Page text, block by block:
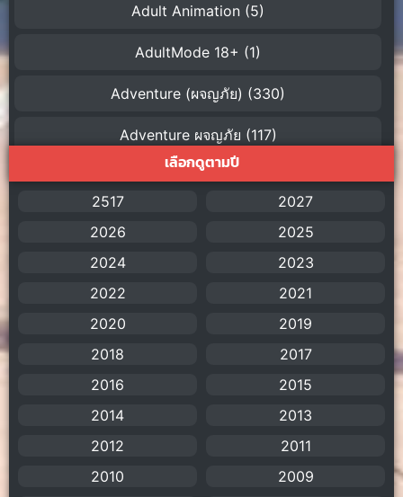
Adult Animation (5)
AdultMode 18+ (1)
Adventure (ผจญภัย) (330)
Adventure ผจญภัย (117)
(1)
Animation การ์ตูน
เลือกดูตามปี
2517
2027
2026
2025
2024
2023
2022
2021
2020
2019
2018
2017
2016
2015
2014
2013
2012
2011
2010
2009